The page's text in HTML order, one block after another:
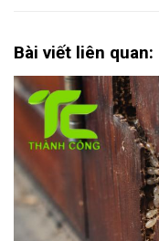
Bài viết liên quan: